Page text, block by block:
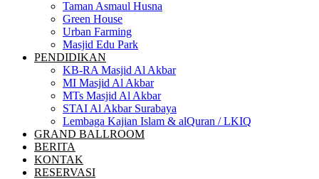
Taman Asmaul Husna
Green House
Urban Farming
Masjid Edu Park
PENDIDIKAN
KB-RA Masjid Al Akbar
MI Masjid Al Akbar
MTs Masjid Al Akbar
STAI Al Akbar Surabaya
Lembaga Kajian Islam & alQuran / LKIQ
GRAND BALLROOM
BERITA
KONTAK
RESERVASI